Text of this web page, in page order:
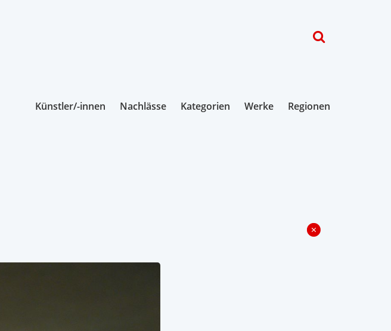
Künstler/-innen Nachlässe Kategorien Werke Regionen